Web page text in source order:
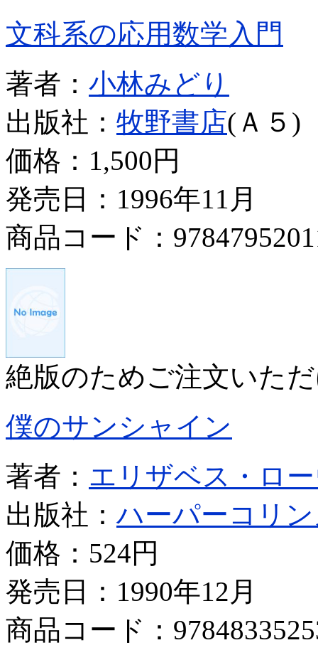
文科系の応用数学入門
著者： 小林みどり
出版社： 牧野書店(Ａ５)
価格： 1,500円
発売日：1996年11月
商品コード：
絶版のためご注文いた
僕のサンシャイン
著者： エリザベス・ロ
出版社：ハーパーコリ
価格： 524円
発売日：1990年12月
商品コード：